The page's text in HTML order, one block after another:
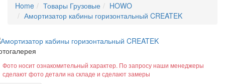
Home
Товары Грузовые
HOWO
Амортизатор кабины горизонтальный CREATEK
Фото носит ознакомительный характер. По запросу наши менеджеры
сделают фото детали на складе и сделают замеры